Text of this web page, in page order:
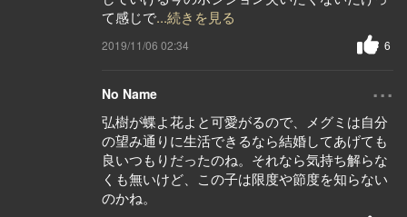
て感じで...続きを見る
2019/11/06 02:34 6
No Name ...
弘樹が蝶よ花よと可愛がるので、メグミは自分
の望み通りに生活できるなら結婚してあげても
良いつもりだったのね。それなら気持ち解らな
くも無いけど、この子は限度や節度を知らない
のかね。